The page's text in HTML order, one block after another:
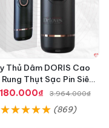
Thủ Dâm DORIS Cao
Thụt Sạc Pin Siêu
Mềm
3.964.000₫
(869)